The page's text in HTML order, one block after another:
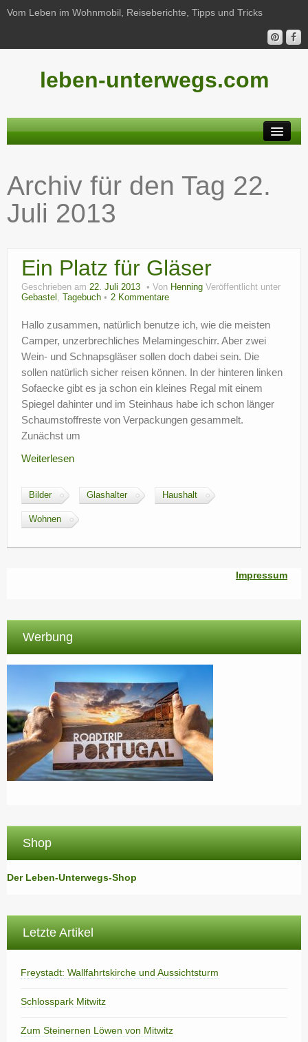
Vom Leben im Wohnmobil, Reiseberichte, Tipps und Tricks
leben-unterwegs.com
Reiseberichte
Unterwegs
Freizeit
Wohnmobil-Technik
?
Archiv für den Tag 22.
Juli 2013
Ein Platz für Gläser
Geschrieben am 22. Juli 2013 Von Henning Veröffentlicht unter
Gebastel , Tagebuch 2 Kommentare
Hallo zusammen, natürlich benutze ich, wie die meisten
Camper, unzerbrechliches Melamingeschirr. Aber zwei
Wein- und Schnapsgläser sollen doch dabei sein. Die
sollen natürlich sicher reisen können. In der hinteren linken
Sofaecke gibt es ja schon ein kleines Regal mit einem
Spiegel dahinter und im Steinhaus habe ich schon länger
Schaumstoffreste von Verpackungen gesammelt.
Zunächst um
Weiterlesen
Bilder Glashalter Haushalt
Wohnen
Impressum
Werbung
Shop
Der Leben-Unterwegs-Shop
Letzte Artikel
Freystadt: Wallfahrtskirche und Aussichtsturm
Schlosspark Mitwitz
Zum Steinernen Löwen von Mitwitz